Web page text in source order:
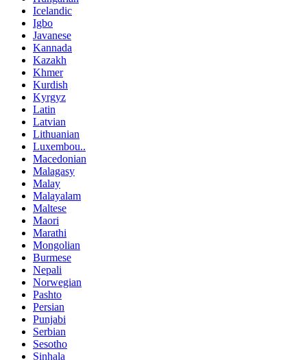
Icelandic
Igbo
Javanese
Kannada
Kazakh
Khmer
Kurdish
Kyrgyz
Latin
Latvian
Lithuanian
Luxembou..
Macedonian
Malagasy
Malay
Malayalam
Maltese
Maori
Marathi
Mongolian
Burmese
Nepali
Norwegian
Pashto
Persian
Punjabi
Serbian
Sesotho
Sinhala